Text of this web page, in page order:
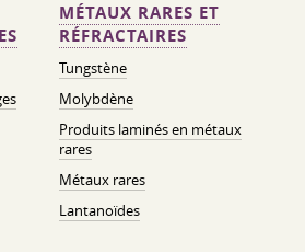
MÉTAUX RARES ET
RÉFRACTAIRES
Tungstène
Molybdène
Produits laminés en métaux
rares
Métaux rares
Lantanoïdes